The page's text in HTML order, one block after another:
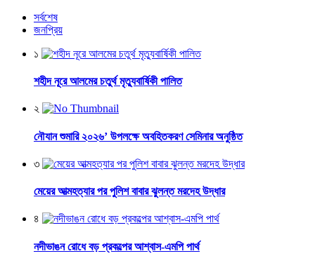
সর্বশেষ
জনপ্রিয়
১
শহীদ নূরে আলমের চতুর্থ মৃত্যুবার্ষিকী পালিত
২
নৌযান শুমারি ২০২৬’ উপলক্ষে অবহিতকরণ সেমিনার অনুষ্ঠিত
৩
মেয়ের আত্মহত্যার পর পুলিশ বাবার ঝুলন্ত মরদেহ উদ্ধার
৪
নদীভাঙন রোধে বড় প্রকল্পের আশ্বাস-এমপি পার্থ